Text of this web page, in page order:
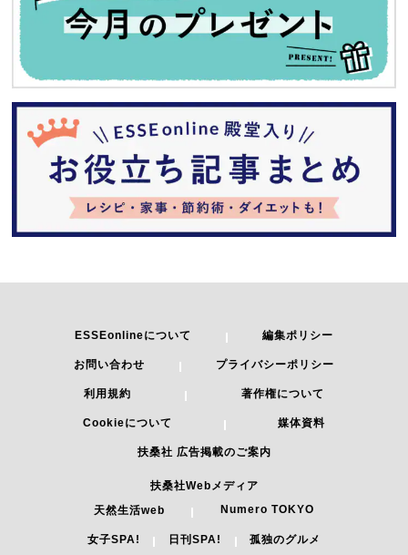
ESSEonlineについて 編集ポリシー
お問い合わせ プライバシーポリシー
利用規約 著作権について
Cookieについて 媒体資料
扶桑社 広告掲載のご案内
扶桑社Webメディア
天然生活web
Numero TOKYO
女子SPA! 日刊SPA! 孤独のグルメ